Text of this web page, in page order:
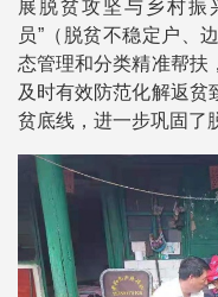
展脱贫攻坚与乡村振
员”（脱贫不稳定户、
态管理和分类精准帮扶
及时有效防范化解返贫
贫底线，进一步巩固了